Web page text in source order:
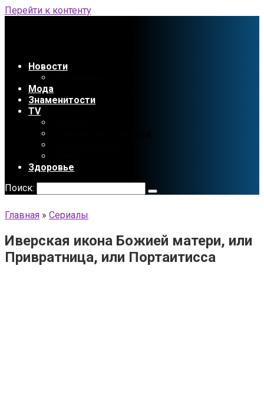
Перейти к контенту
Новости
Мода
Знаменитости
TV
Здоровье
Поиск:
Главная » Сериалы
Иверская икона Божией матери, или
Привратница, или Портаитисса